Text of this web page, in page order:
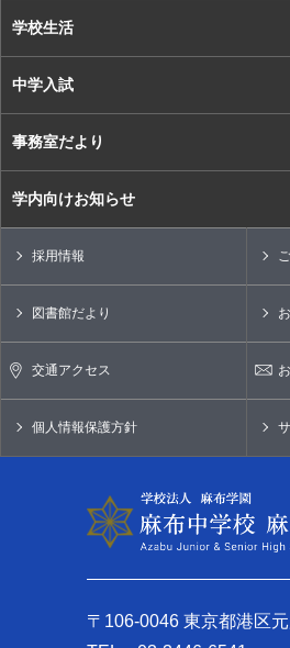
学校生活
中学入試
事務室だより
学内向けお知らせ
採用情報
図書館だより
交通アクセス
個人情報保護方針
〒106-0046 東京都港区